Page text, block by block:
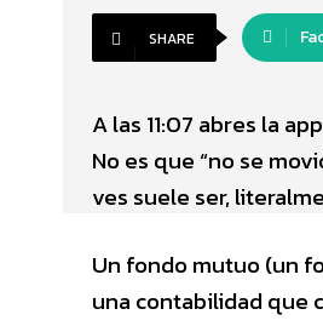
SHARE
A las 11:07 abres la
No es que “no se
ves suele ser,
Un fondo mutuo (un
una contabilidad que